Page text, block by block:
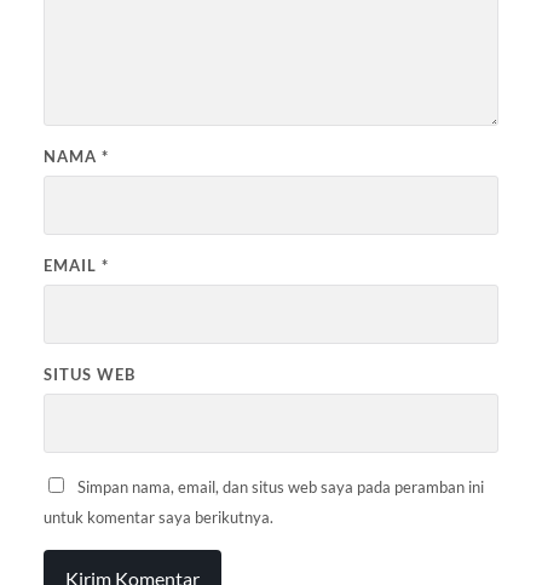
NAMA *
EMAIL *
SITUS WEB
Simpan nama, email, dan situs web saya pada peramban ini
untuk komentar saya berikutnya.